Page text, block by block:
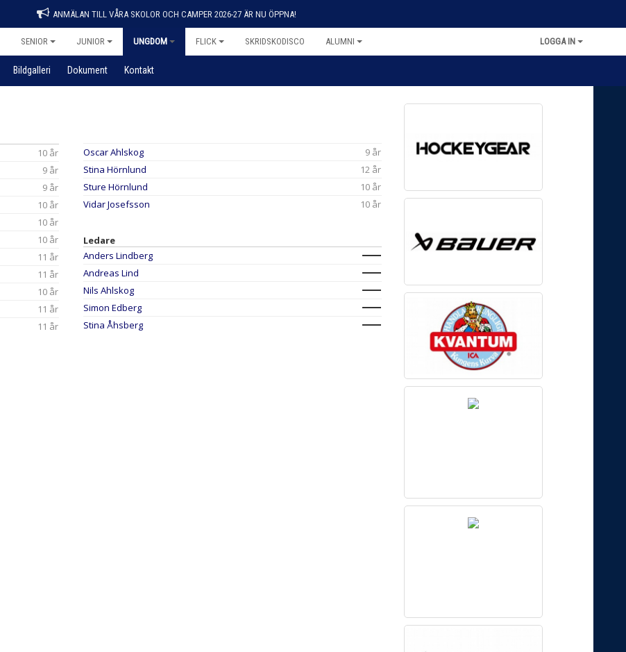
ANMÄLAN TILL VÅRA SKOLOR OCH CAMPER 2026-27 ÄR NU ÖPPNA!
SENIOR JUNIOR UNGDOM FLICK SKRIDSKODISCO ALUMNI LOGGA IN
Bildgalleri Dokument Kontakt
10 år
9 år
9 år
10 år
10 år
10 år
11 år
11 år
10 år
11 år
11 år
Oscar Ahlskog
9 år
Stina Hörnlund
12 år
Sture Hörnlund
10 år
Vidar Josefsson
10 år
Ledare
Anders Lindberg
Andreas Lind
Nils Ahlskog
Simon Edberg
Stina Åhsberg